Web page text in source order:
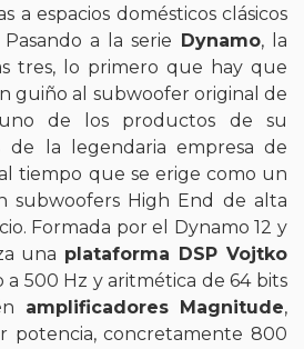
a espacios domésticos clásicos
a la serie
Dynamo, la
tres, lo primero que hay que
guiño al subwoofer original de
de los productos de su
de la legendaria empresa de
al tiempo que se erige como un
subwoofers High End de alta
Formada por el Dynamo 12 y
una plataforma DSP Vojtko
500 Hz y aritmética de 64 bits
amplificadores Magnitude,
potencia, concretamente 800